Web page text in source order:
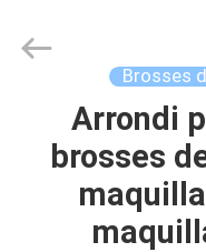
MAISON
PRODUITS
Chanmy
Cosmetics
Brosses
Arrondi
brosses